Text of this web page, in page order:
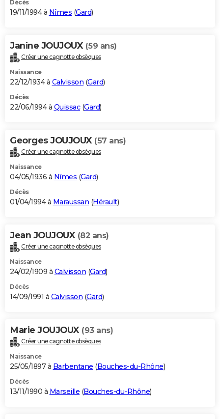
Décès
19/11/1994 à Nîmes (Gard)
Janine JOUJOUX (59 ans)
Créer une cagnotte obsèques
Naissance
22/12/1934 à Calvisson (Gard)
Décès
22/06/1994 à Quissac(Gard)
Georges JOUJOUX (57 ans)
Créer une cagnotte obsèques
Naissance
04/05/1936 à Nîmes (Gard)
Décès
01/04/1994 à Maraussan (Hérault)
Jean JOUJOUX (82 ans)
Créer une cagnotte obsèques
Naissance
24/02/1909 à Calvisson (Gard)
Décès
14/09/1991 à Calvisson (Gard)
Marie JOUJOUX (93 ans)
Créer une cagnotte obsèques
Naissance
25/05/1897 à Barbentane (Bouches-du-Rhône)
Décès
13/11/1990 à Marseille (Bouches-du-Rhône)